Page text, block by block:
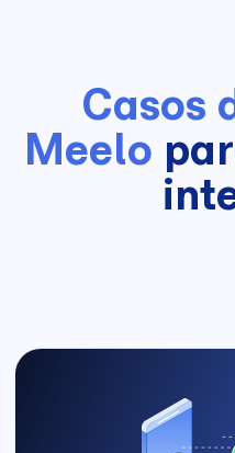
Casos
Meelo